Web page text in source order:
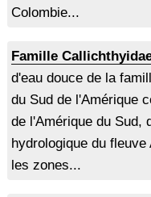
Colombie...
Famille
d'eau douce de la
du Sud de l'Amérique
de l'Amérique du Sud,
hydrologique du
les zones...